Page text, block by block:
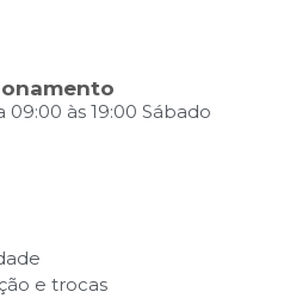
09:00 às 19:00 Sábado
e trocas